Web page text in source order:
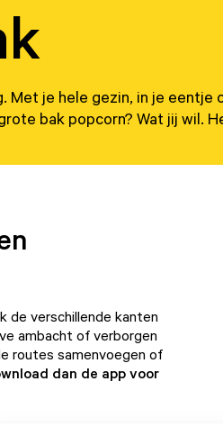
je hele gezin, in je
bak popcorn? Wat jij wil.
verschillende kanten
ambacht of verborgen
routes samenvoegen of
dan de app voor